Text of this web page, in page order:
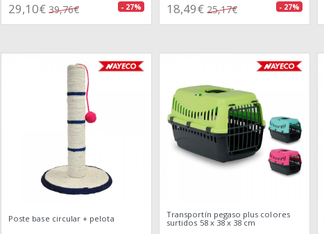
29,10€ 39,76€ - 27% 18,49€ 25,17€ - 27%
Poste base circular + pelota
Transportín pegaso plus colores
surtidos 58 x 38 x 38 cm